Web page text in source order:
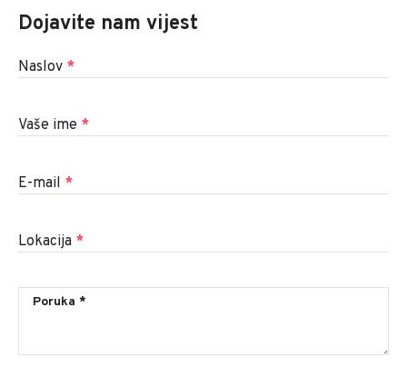
Dojavite nam vijest
Naslov *
Vaše ime *
E-mail *
Lokacija *